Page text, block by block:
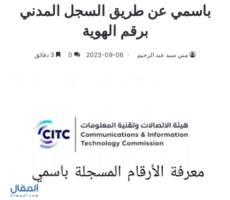
باسمي عن طريق السجل المدني
برقم الهوية
مني سيد عبد الرحيم 2023-09-06
0